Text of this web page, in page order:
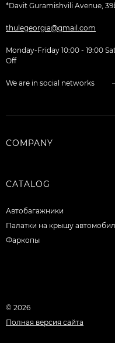
thulegeorgia@gmail.com
Monday-Friday 10:00 - 19:00 Saturday: 10:00-18:00 Sunday: Day
Off
We are in social networks
COMPANY
CATALOG
Автобагажники
Палатки на крышу
Фаркопы
© 2026
Полная версия сайта